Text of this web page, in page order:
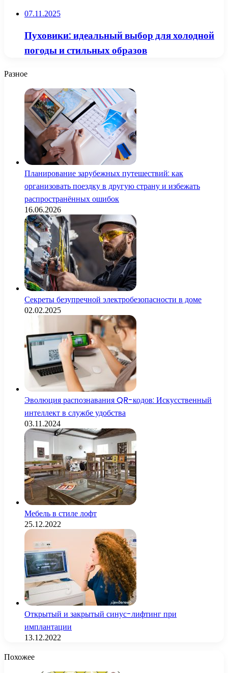
07.11.2025
Пуховики: идеальный выбор для холодной
погоды и стильных образов
Разное
Планирование зарубежных путешествий: как
организовать поездку в другую страну и избежать
распространённых ошибок
16.06.2026
Секреты безупречной электробезопасности в доме
02.02.2025
Эволюция распознавания QR-кодов: Искусственный
интеллект в службе удобства
03.11.2024
Мебель в стиле лофт
25.12.2022
Открытый и закрытый синус-лифтинг при
имплантации
13.12.2022
Похожее